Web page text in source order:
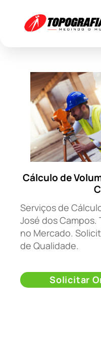
Cálculo de
Serviços de
José dos
no Mercado.
de Qualidade.
Solicitar